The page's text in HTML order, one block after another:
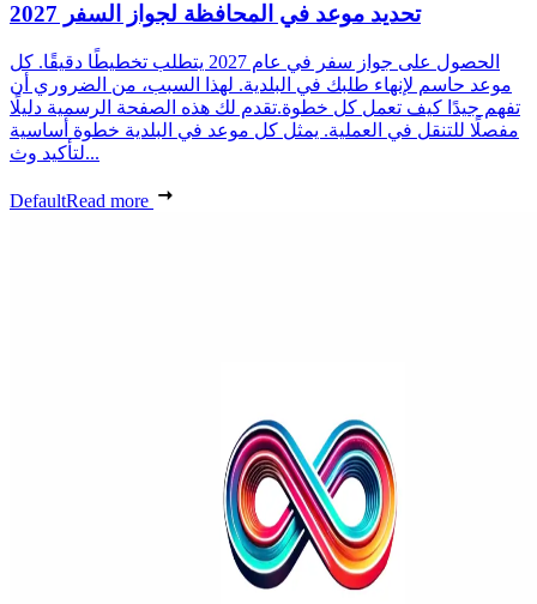
تحديد موعد في المحافظة لجواز السفر 2027
الحصول على جواز سفر في عام 2027 يتطلب تخطيطًا دقيقًا. كل
موعد حاسم لإنهاء طلبك في البلدية. لهذا السبب، من الضروري أن
تفهم جيدًا كيف تعمل كل خطوة.تقدم لك هذه الصفحة الرسمية دليلًا
مفصلًا للتنقل في العملية. يمثل كل موعد في البلدية خطوة أساسية
لتأكيد وث...
DefaultRead more